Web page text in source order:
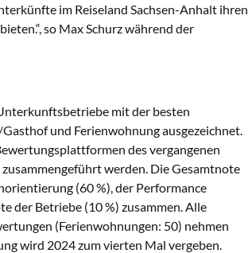
im Reiseland Sachsen-Anhalt ihren
so Max Schurz während der
mit der besten
und Ferienwohnung ausgezeichnet.
des vergangenen
werden. Die Gesamtnote
(60 %), der Performance
der Betriebe (10 %) zusammen. Alle
(Ferienwohnungen: 50) nehmen
wird 2024 zum vierten Mal vergeben.